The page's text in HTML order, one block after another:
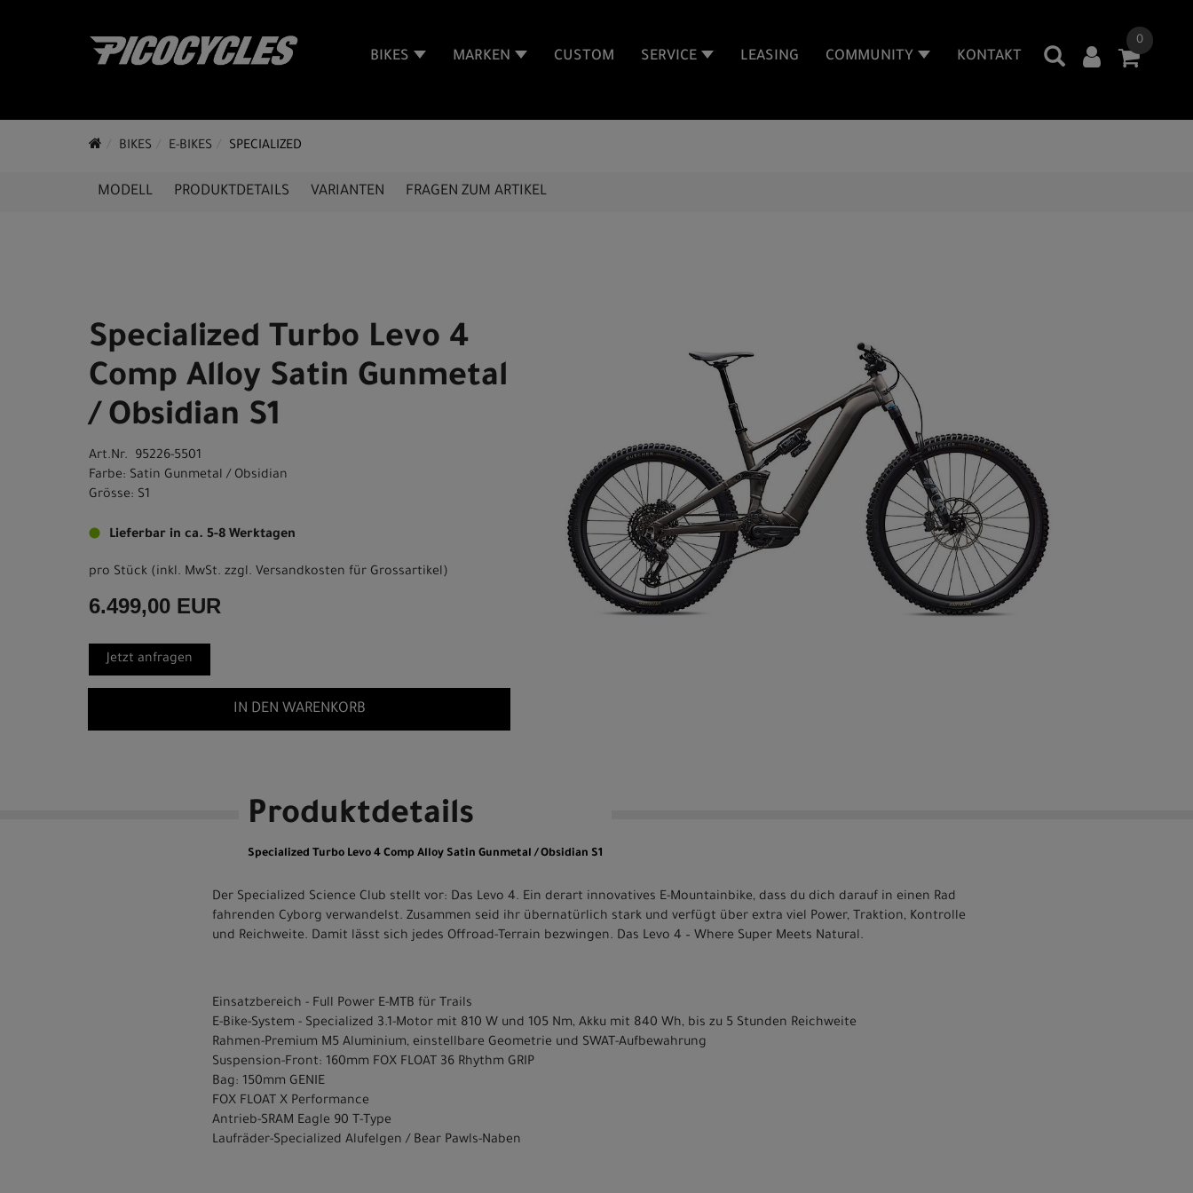
0
BIKES MARKEN CUSTOM SERVICE LEASING COMMUNITY KONTAKT
BIKES E-BIKES SPECIALIZED
MODELL PRODUKTDETAILS VARIANTEN FRAGEN ZUM ARTIKEL
Specialized Turbo Levo 4
Comp Alloy Satin Gunmetal
/ Obsidian S1
Art.Nr. 95226-5501
Farbe: Satin Gunmetal / Obsidian
Grösse: S1
Lieferbar in ca. 5-8 Werktagen
pro Stück (inkl. MwSt. zzgl. Versandkosten für Grossartikel)
6.499,00 EUR
Jetzt anfragen
IN DEN WARENKORB
Produktdetails
Specialized Turbo Levo 4 Comp Alloy Satin Gunmetal / Obsidian S1
Der Specialized Science Club stellt vor: Das Levo 4. Ein derart innovatives E-Mountainbike, dass du dich darauf in einen Rad
fahrenden Cyborg verwandelst. Zusammen seid ihr übernatürlich stark und verfügt über extra viel Power, Traktion, Kontrolle
und Reichweite. Damit lässt sich jedes Offroad-Terrain bezwingen. Das Levo 4 – Where Super Meets Natural.
Einsatzbereich - Full Power E-MTB für Trails
E-Bike-System - Specialized 3.1-Motor mit 810 W und 105 Nm, Akku mit 840 Wh, bis zu 5 Stunden Reichweite
Rahmen-Premium M5 Aluminium, einstellbare Geometrie und SWAT-Aufbewahrung
Suspension-Front: 160mm FOX FLOAT 36 Rhythm GRIP
Bag: 150mm GENIE
FOX FLOAT X Performance
Antrieb-SRAM Eagle 90 T-Type
Laufräder-Specialized Alufelgen / Bear Pawls-Naben